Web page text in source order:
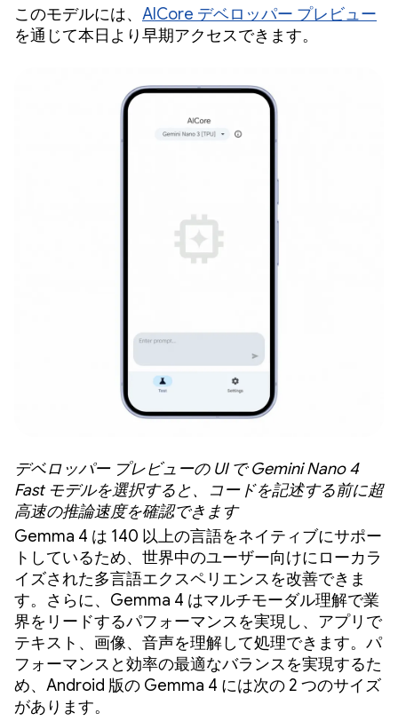
このモデルには、 AICore デベロッパー プレビュー
を通じて本日より早期アクセスできます。
デベロッパー プレビューの UI で Gemini Nano 4
Fast モデルを選択すると、コードを記述する前に超
高速の推論速度を確認できます
Gemma 4 は 140 以上の言語をネイティブにサポー
トしているため、世界中のユーザー向けにローカラ
イズされた多言語エクスペリエンスを改善できま
す。さらに、Gemma 4 はマルチモーダル理解で業
界をリードするパフォーマンスを実現し、アプリで
テキスト、画像、音声を理解して処理できます。パ
フォーマンスと効率の最適なバランスを実現するた
め、Android 版の Gemma 4 には次の 2 つのサイズ
があります。